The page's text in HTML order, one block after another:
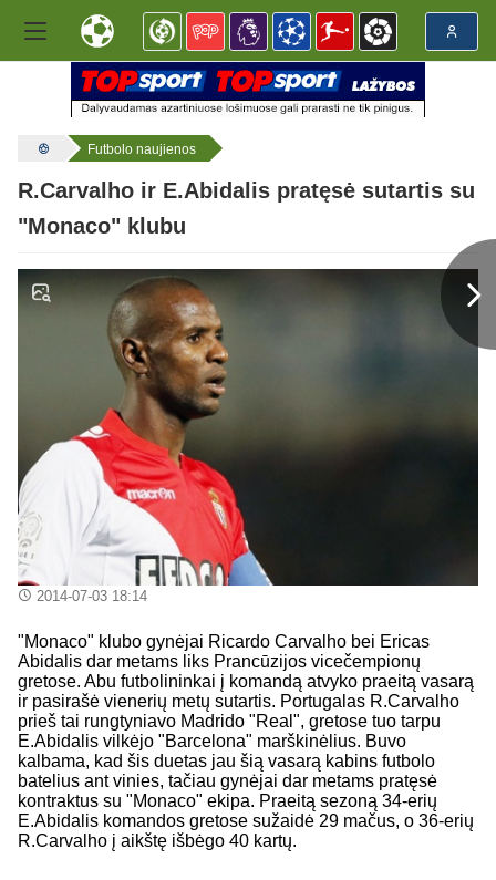
Futbolo naujienos
R.Carvalho ir E.Abidalis pratęsė sutartis su
"Monaco" klubu
2014-07-03 18:14
"Monaco" klubo gynėjai Ricardo Carvalho bei Ericas
Abidalis dar metams liks Prancūzijos vicečempionų
gretose. Abu futbolininkai į komandą atvyko praeitą vasarą
ir pasirašė vienerių metų sutartis. Portugalas R.Carvalho
prieš tai rungtyniavo Madrido "Real", gretose tuo tarpu
E.Abidalis vilkėjo "Barcelona" marškinėlius. Buvo
kalbama, kad šis duetas jau šią vasarą kabins futbolo
batelius ant vinies, tačiau gynėjai dar metams pratęsė
kontraktus su "Monaco" ekipa. Praeitą sezoną 34-erių
E.Abidalis komandos gretose sužaidė 29 mačus, o 36-erių
R.Carvalho į aikštę išbėgo 40 kartų.